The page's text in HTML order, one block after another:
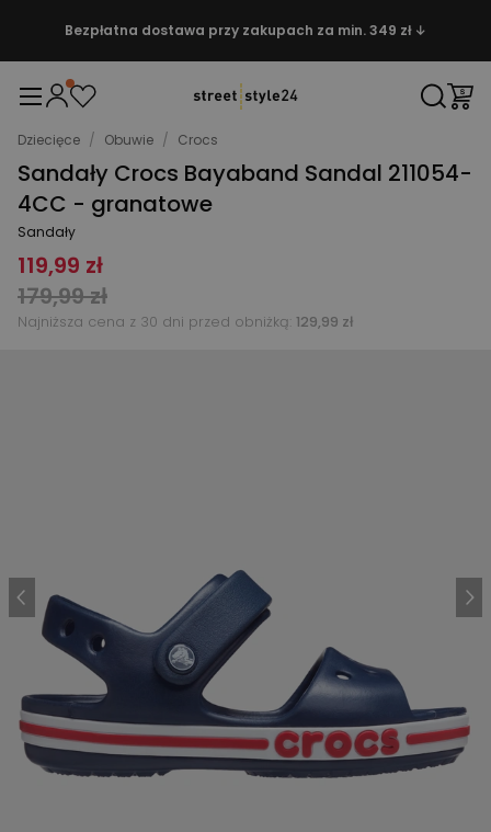
Bezpłatna dostawa przy zakupach za min. 349 zł ↓
Dziecięce / Obuwie / Crocs
Sandały Crocs Bayaband Sandal 211054-
4CC - granatowe
Sandały
119,99 zł
179,99 zł
Najniższa cena z 30 dni przed obniżką: 129,99 zł